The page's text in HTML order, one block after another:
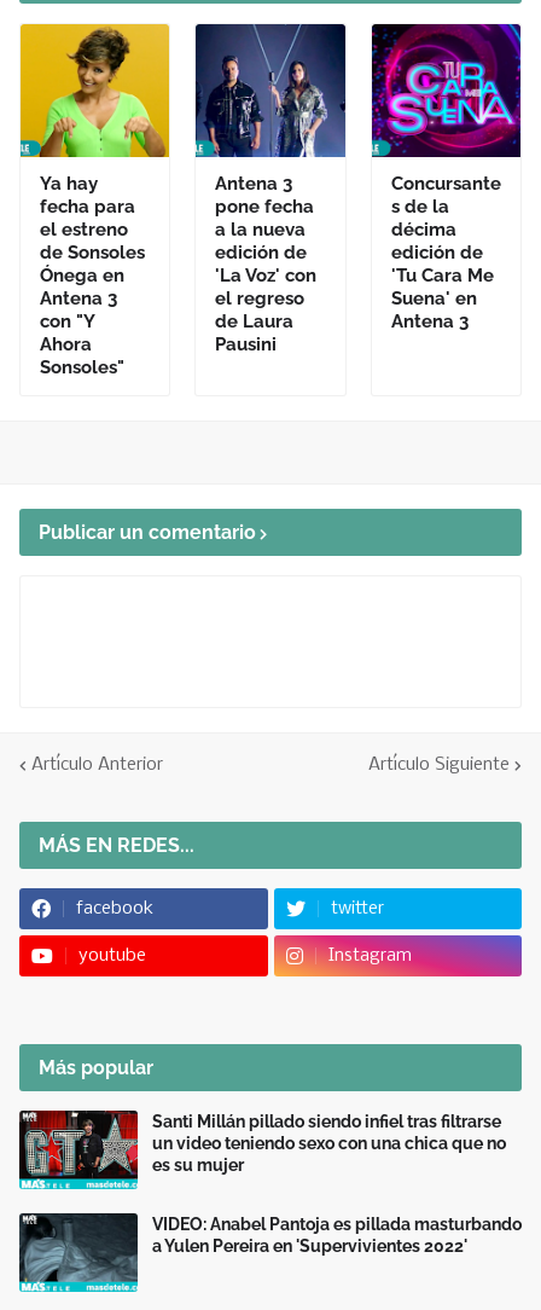
Ya hay
fecha para
el estreno
de Sonsoles
Ónega en
Antena 3
con "Y
Ahora
Sonsoles"
Antena 3
pone fecha
a la nueva
edición de
'La Voz' con
el regreso
de Laura
Pausini
Concursante
s de la
décima
edición de
'Tu Cara Me
Suena' en
Antena 3
Publicar un comentario
Artículo Anterior Artículo Siguiente
MÁS EN REDES...
facebook twitter
youtube Instagram
Más popular
Santi Millán pillado siendo infiel tras filtrarse
un video teniendo sexo con una chica que no
es su mujer
VIDEO: Anabel Pantoja es pillada masturbando
a Yulen Pereira en 'Supervivientes 2022'